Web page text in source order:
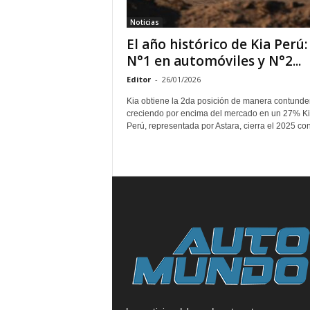
Noticias
El año histórico de Kia Perú:
N°1 en automóviles y N°2...
Editor - 26/01/2026
Kia obtiene la 2da posición de manera
creciendo por encima del mercado en un 27%
Perú, representada por Astara, cierra el 2025